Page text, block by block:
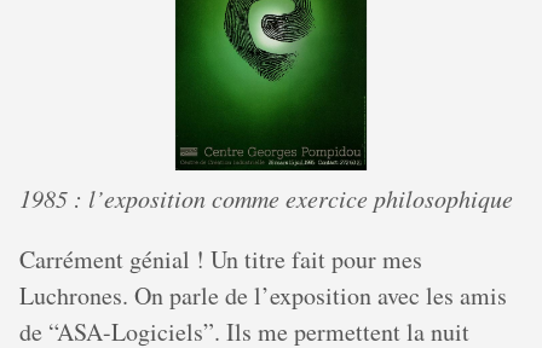
1985 : l’exposition comme exercice philosophique
Carrément génial ! Un titre fait pour mes
Luchrones. On parle de l’exposition avec les amis
de “ASA-Logiciels”. Ils me permettent la nuit